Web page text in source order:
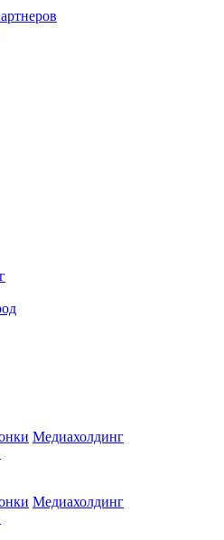
Медиахолдинг
Медиахолдинг